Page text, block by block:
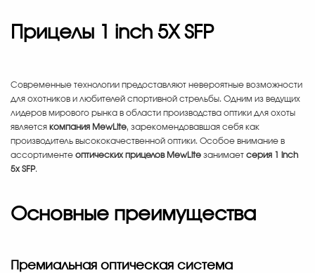
Прицелы 1 inch 5X SFP
Современные технологии предоставляют невероятные возможности
для охотников и любителей спортивной стрельбы. Одним из ведущих
лидеров мирового рынка в области производства оптики для охоты
является компания MewLite, зарекомендовавшая себя как
производитель высококачественной оптики. Особое внимание в
ассортименте оптических прицелов MewLite занимает серия 1 inch
5x SFP.
Основные преимущества
Премиальная оптическая система